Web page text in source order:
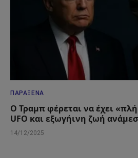
ΠΑΡΆΞΕΝΑ
Ο Τραμπ φέρεται να έχει
UFO και εξωγήινη ζωή
14/12/2025